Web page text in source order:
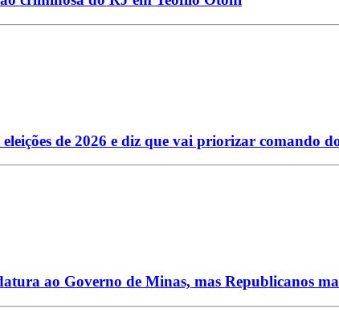
de 2026 e diz que vai priorizar comando
ao Governo de Minas, mas Republicanos